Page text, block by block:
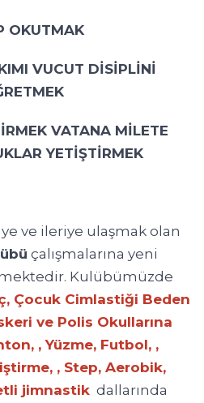
OKUTMAK
VUCUT DİSİPLİNİ
VATANA MİLETE
YETİŞTİRMEK
ve ileriye ulaşmak olan
çalışmalarına yeni
Kulübümüzde
Çocuk Cimlastiği Beden
ve Polis Okullarına
, Yüzme, Futbol, ,
, Step, Aerobik,
jimnastik dallarında